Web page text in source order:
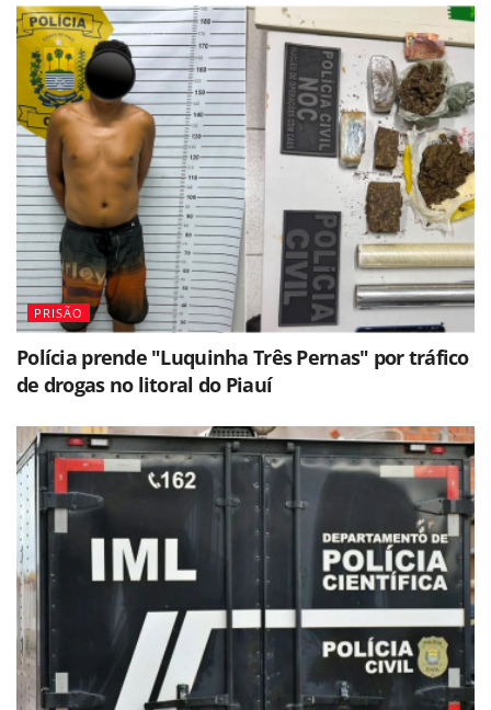
PRISÃO
Polícia prende "Luquinha Três Pernas" por tráfico
de drogas no litoral do Piauí